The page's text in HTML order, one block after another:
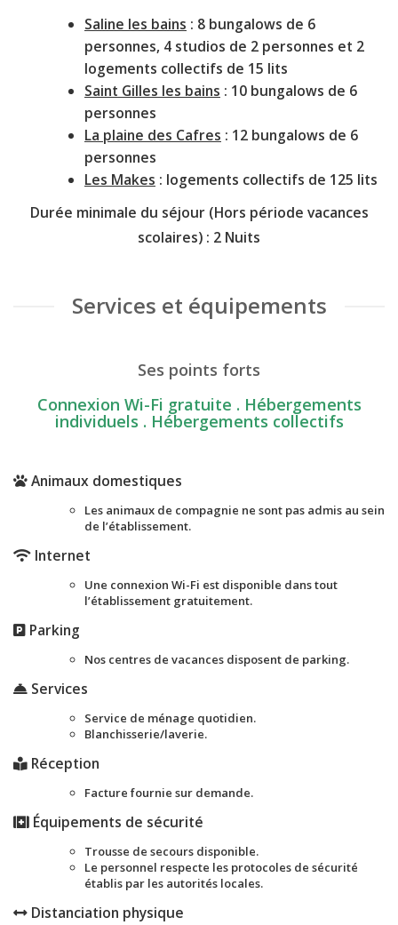
Saline les bains : 8 bungalows de 6
personnes, 4 studios de 2 personnes et 2
logements collectifs de 15 lits
Saint Gilles les bains : 10 bungalows de 6
personnes
La plaine des Cafres : 12 bungalows de 6
personnes
Les Makes : logements collectifs de 125 lits
Durée minimale du séjour(Hors période vacances
scolaires) : 2 Nuits
Services et équipements
Ses points forts
Connexion Wi-Fi gratuite . Hébergements
individuels . Hébergements collectifs
Animaux domestiques
Les animaux de compagnie ne sont pas admis au sein
de l’établissement.
Internet
Une connexion Wi-Fi est disponible dans tout
l’établissement gratuitement.
Parking
Nos centres de vacances disposent de parking.
Services
Service de ménage quotidien.
Blanchisserie/laverie.
Réception
Facture fournie sur demande.
Équipements de sécurité
Trousse de secours disponible.
Le personnel respecte les protocoles de sécurité
établis par les autorités locales.
Distanciation physique